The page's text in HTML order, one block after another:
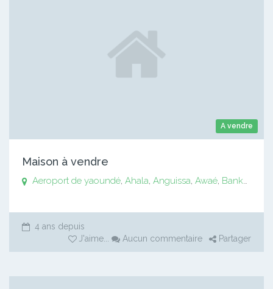
A vendre
Maison à vendre
Aeroport de yaoundé, Ahala, Anguissa, Awaé, Bankomo
4 ans depuis
J'aime ... Aucun commentaire Partager